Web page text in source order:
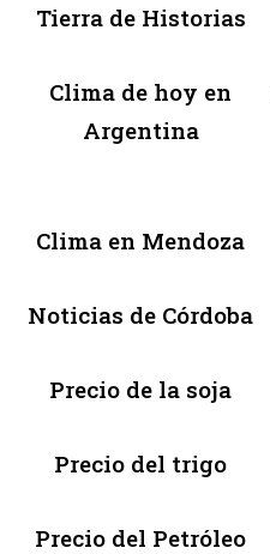
Tierra de Historias
Clima de hoy en
Argentina
Clima en Mendoza
Noticias de Córdoba
Precio de la soja
Precio del trigo
Precio del Petróleo